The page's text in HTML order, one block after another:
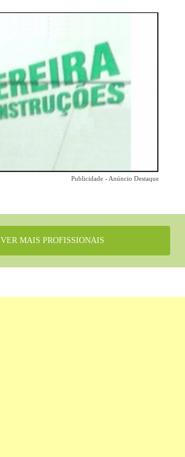
Publicidade - Anúncio Destaque
VER MAIS PROFISSIONAIS